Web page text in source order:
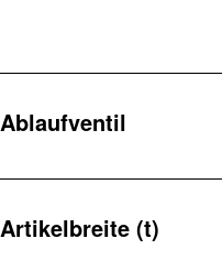
Ablaufventil
Artikelbreite (t)